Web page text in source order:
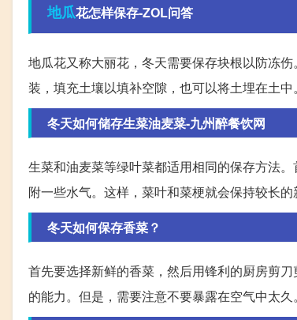
地瓜花怎样保存-ZOL问答
地瓜花又称大丽花，冬天需要保存块根以防冻
装，填充土壤以填补空隙，也可以将土埋在土中。
冬天如何储存生菜油麦菜-九州醉餐饮网
生菜和油麦菜等绿叶菜都适用相同的保存方法
附一些水气。这样，菜叶和菜梗就会保持较长的
冬天如何保存香菜？
首先要选择新鲜的香菜，然后用锋利的厨房剪
的能力。但是，需要注意不要暴露在空气中太久。